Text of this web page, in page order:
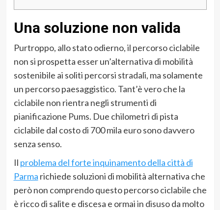
Una soluzione non valida
Purtroppo, allo stato odierno, il percorso ciclabile
non si prospetta esser un’alternativa di mobilità
sostenibile ai soliti percorsi stradali, ma solamente
un percorso paesaggistico. Tant’è vero che la
ciclabile non rientra negli strumenti di
pianificazione Pums. Due chilometri di pista
ciclabile dal costo di 700 mila euro sono davvero
senza senso.
Il problema del forte inquinamento della città di
Parma richiede soluzioni di mobilità alternativa che
però non comprendo questo percorso ciclabile che
è ricco di salite e discesa e ormai in disuso da molto